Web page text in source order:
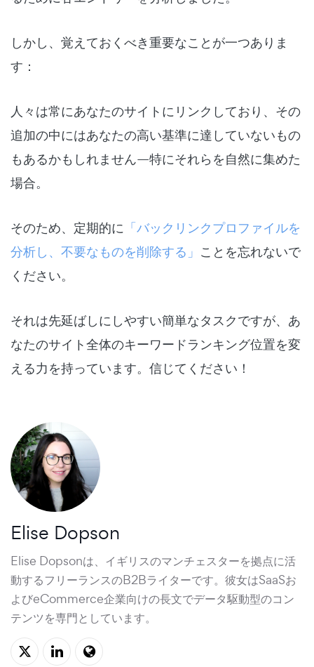
しかし、覚えておくべき重要なことが一つありま
す：
人々は常にあなたのサイトにリンクしており、その
追加の中にはあなたの高い基準に達していないもの
もあるかもしれません—特にそれらを自然に集めた
場合。
そのため、定期的に 「バックリンクプロファイルを
分析し、不要なものを削除する」 ことを忘れないで
ください。
それは先延ばしにしやすい簡単なタスクですが、あ
なたのサイト全体のキーワードランキング位置を変
える力を持っています。信じてください！
Elise Dopson
Elise Dopsonは、イギリスのマンチェスターを拠点に活
動するフリーランスのB2Bライターです。彼女はSaaSお
よびeCommerce企業向けの長文でデータ駆動型のコン
テンツを専門としています。